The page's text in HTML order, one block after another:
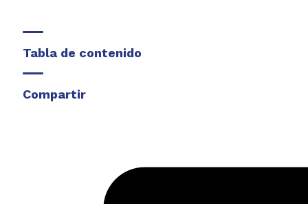
Tabla de contenido
Compartir